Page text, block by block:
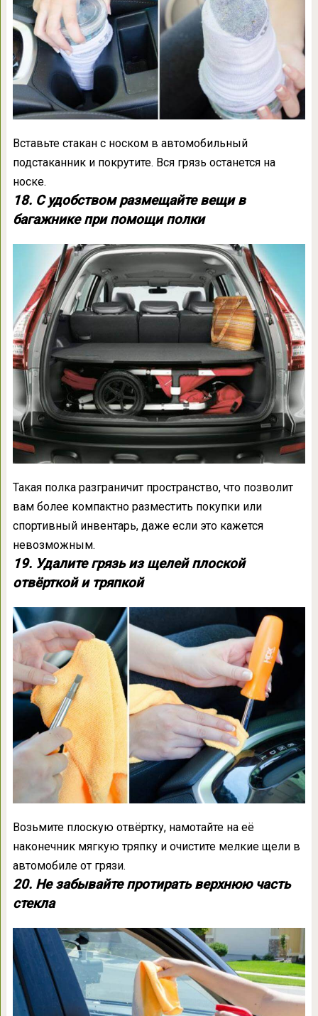
Вставьте стакан с носком в автомобильный
подстаканник и покрутите. Вся грязь останется на
носке.
18. С удобством размещайте вещи в
багажнике при помощи полки
Такая полка разграничит пространство, что позволит
вам более компактно разместить покупки или
спортивный инвентарь, даже если это кажется
невозможным.
19. Удалите грязь из щелей плоской
отвёрткой и тряпкой
Возьмите плоскую отвёртку, намотайте на её
наконечник мягкую тряпку и очистите мелкие щели в
автомобиле от грязи.
20. Не забывайте протирать верхнюю часть
стекла